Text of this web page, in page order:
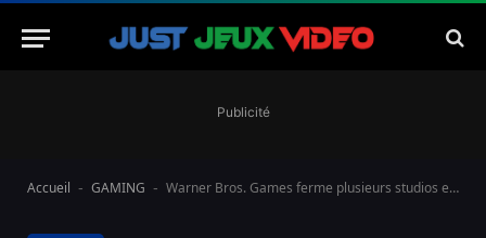
Publicité
Accueil - GAMING - Warner Bros. Games ferme plusieurs studios et annule le jeu Wonder Woman